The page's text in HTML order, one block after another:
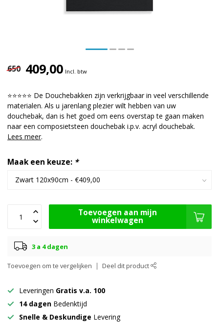
650 409,00 Incl. btw
⭐⭐⭐⭐⭐ De Douchebakken zijn verkrijgbaar in veel verschillende
materialen. Als u jarenlang plezier wilt hebben van uw
douchebak, dan is het goed om eens overstap te gaan maken
naar een composietsteen douchebak i.p.v. acryl douchebak.
Lees meer.
Maak een keuze: *
Toevoegen aan mijn
winkelwagen
3 a 4 dagen
Toevoegen om te vergelijken Deel dit product
Leveringen Gratis v.a. 100
14 dagen Bedenktijd
Snelle & Deskundige Levering